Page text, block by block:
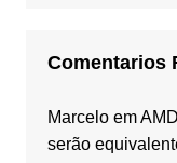
Comentarios
Marceloem
serão